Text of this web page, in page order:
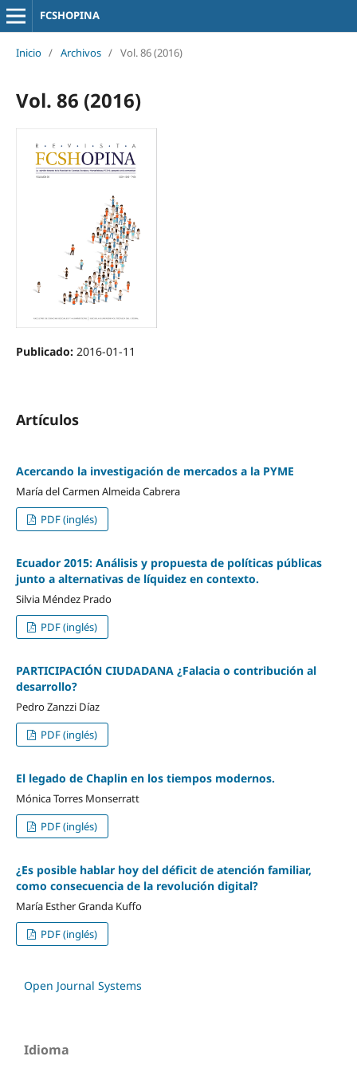
FCSHOPINA
Inicio / Archivos / Vol. 86 (2016)
Vol. 86 (2016)
Publicado: 2016-01-11
Artículos
Acercando la investigación de mercados a la PYME
María del Carmen Almeida Cabrera
PDF (inglés)
Ecuador 2015: Análisis y propuesta de políticas públicas
junto a alternativas de líquidez en contexto.
Silvia Méndez Prado
PDF (inglés)
PARTICIPACIÓN CIUDADANA ¿Falacia o contribución al
desarrollo?
Pedro Zanzzi Díaz
PDF (inglés)
El legado de Chaplin en los tiempos modernos.
Mónica Torres Monserratt
PDF (inglés)
¿Es posible hablar hoy del déficit de atención familiar,
como consecuencia de la revolución digital?
María Esther Granda Kuffo
PDF (inglés)
Open Journal Systems
Idioma